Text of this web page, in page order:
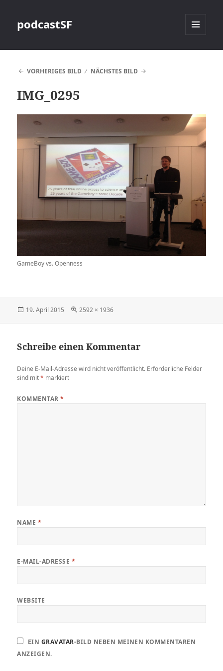
podcastSF
VORHERIGES BILD
NÄCHSTES BILD
IMG_0295
GameBoy vs. Openness
Veröffentlicht
19. April 2015 Originalgröße
2592 × 1936
Schreibe einen Kommentar
Deine E-Mail-Adresse wird nicht veröffentlicht. Erforderliche Felder
sind mit* markiert
KOMMENTAR*
NAME *
E-MAIL-ADRESSE *
WEBSITE
EIN GRAVATAR-BILD NEBEN MEINEN KOMMENTAREN
ANZEIGEN.